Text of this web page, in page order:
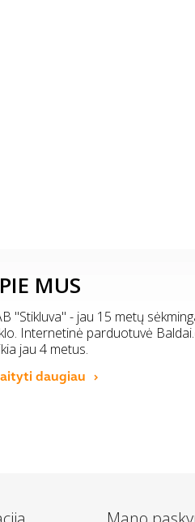
MUS
"Stikluva" - jau 15 metų
Internetinė parduotuvė
jau 4 metus.
daugiau